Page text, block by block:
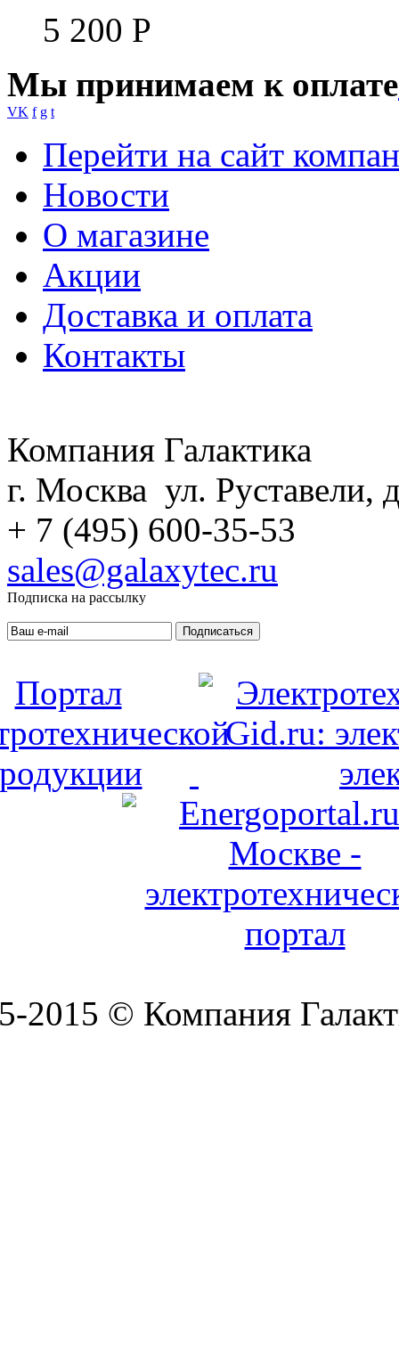
5 200 Р
Мы принимаем к оплате
VK f g t
Перейти на сайт
Новости
О магазине
Акции
Доставка и оплата
Контакты
Компания Галактика
г. Москва ул. Руставели,
+ 7 (495) 600-35-53
sales@galaxytec.ru
Подписка на рассылку
Подписаться
2015 © Компания